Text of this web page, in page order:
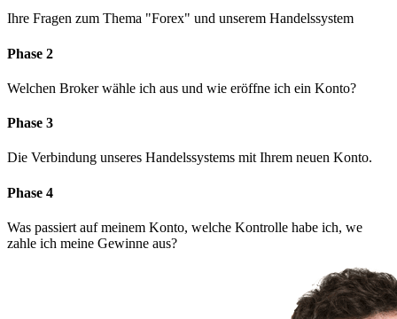
Ihre Fragen zum Thema "Forex" und unserem Handelssystem
Phase 2
Welchen Broker wähle ich aus und wie eröffne ich ein Konto?
Phase 3
Die Verbindung unseres Handelssystems mit Ihrem neuen Konto.
Phase 4
Was passiert auf meinem Konto, welche Kontrolle habe ich, we
zahle ich meine Gewinne aus?